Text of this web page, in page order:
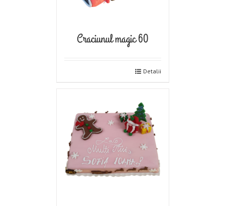
Craciunul magic 60
Detalii